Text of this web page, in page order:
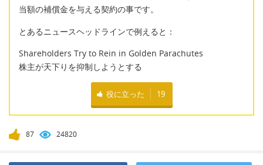
当額の補償金を与える契約の事です。
とあるニュースヘッドラインで例えると：
Shareholders Try to Rein in Golden Parachutes
株主が天下りを抑制しようとする
役に立った 19
87 24820